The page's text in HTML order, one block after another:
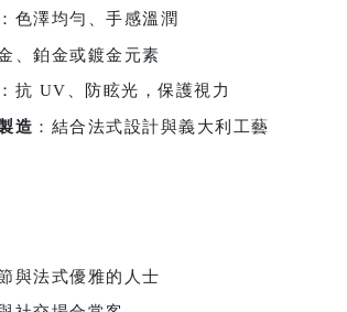
：色澤均勻、手感溫潤
金、鉑金或鍍金元素
：抗 UV、防眩光，保護視力
造 ：結合法式設計與義大利工藝
與法式優雅的人士